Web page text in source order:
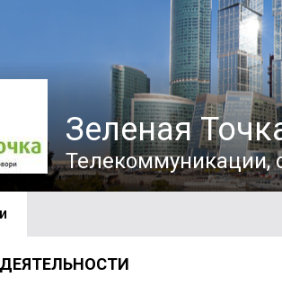
Зеленая
Телекоммуникации,